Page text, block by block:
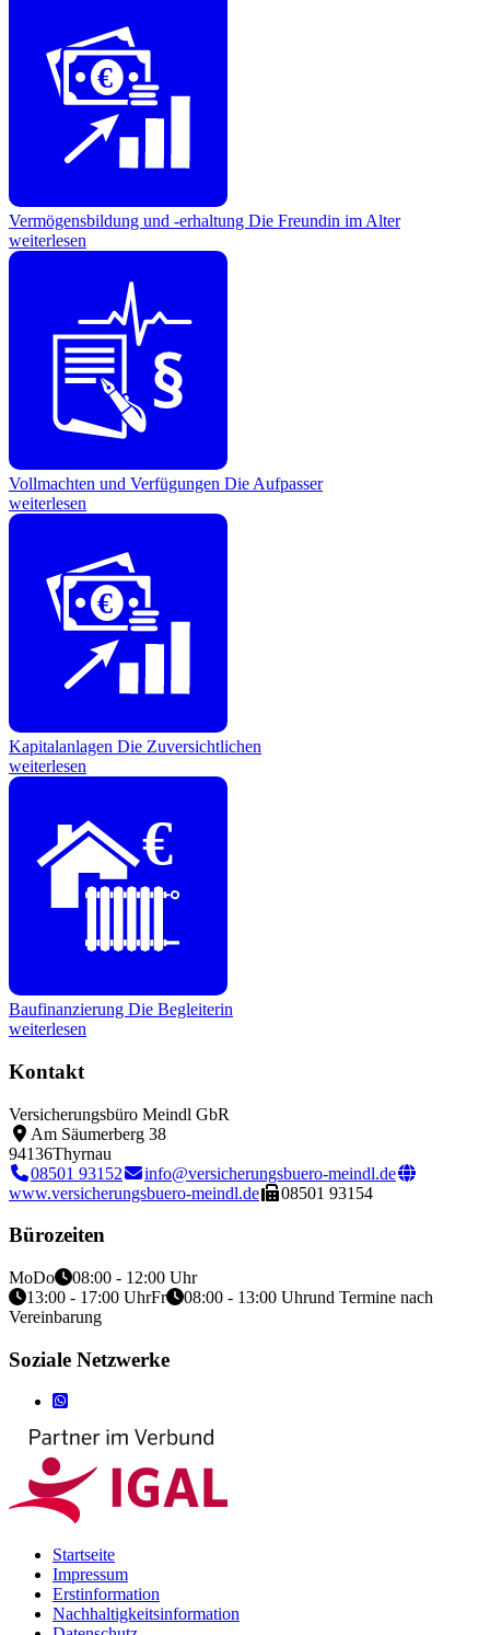
€
Vermögensbildung und -erhaltung Die Freundin im Alter
weiterlesen
Vollmachten und Verfügungen Die Aufpasser
weiterlesen
€
Kapitalanlagen Die Zuversichtlichen
weiterlesen
€
Baufinanzierung Die Begleiterin
weiterlesen
Kontakt
Versicherungsbüro Meindl GbR
Am Säumerberg 38
94136Thyrnau
08501 93152
info@versicherungsbuero-meindl.de
www.versicherungsbuero-meindl.de
08501 93154
Bürozeiten
MoDo
08:00 - 12:00 Uhr
13:00 - 17:00 UhrFr 08:00 - 13:00 Uhrund Termine nach
Vereinbarung
Soziale Netzwerke
Startseite
Impressum
Erstinformation
Nachhaltigkeitsinformation